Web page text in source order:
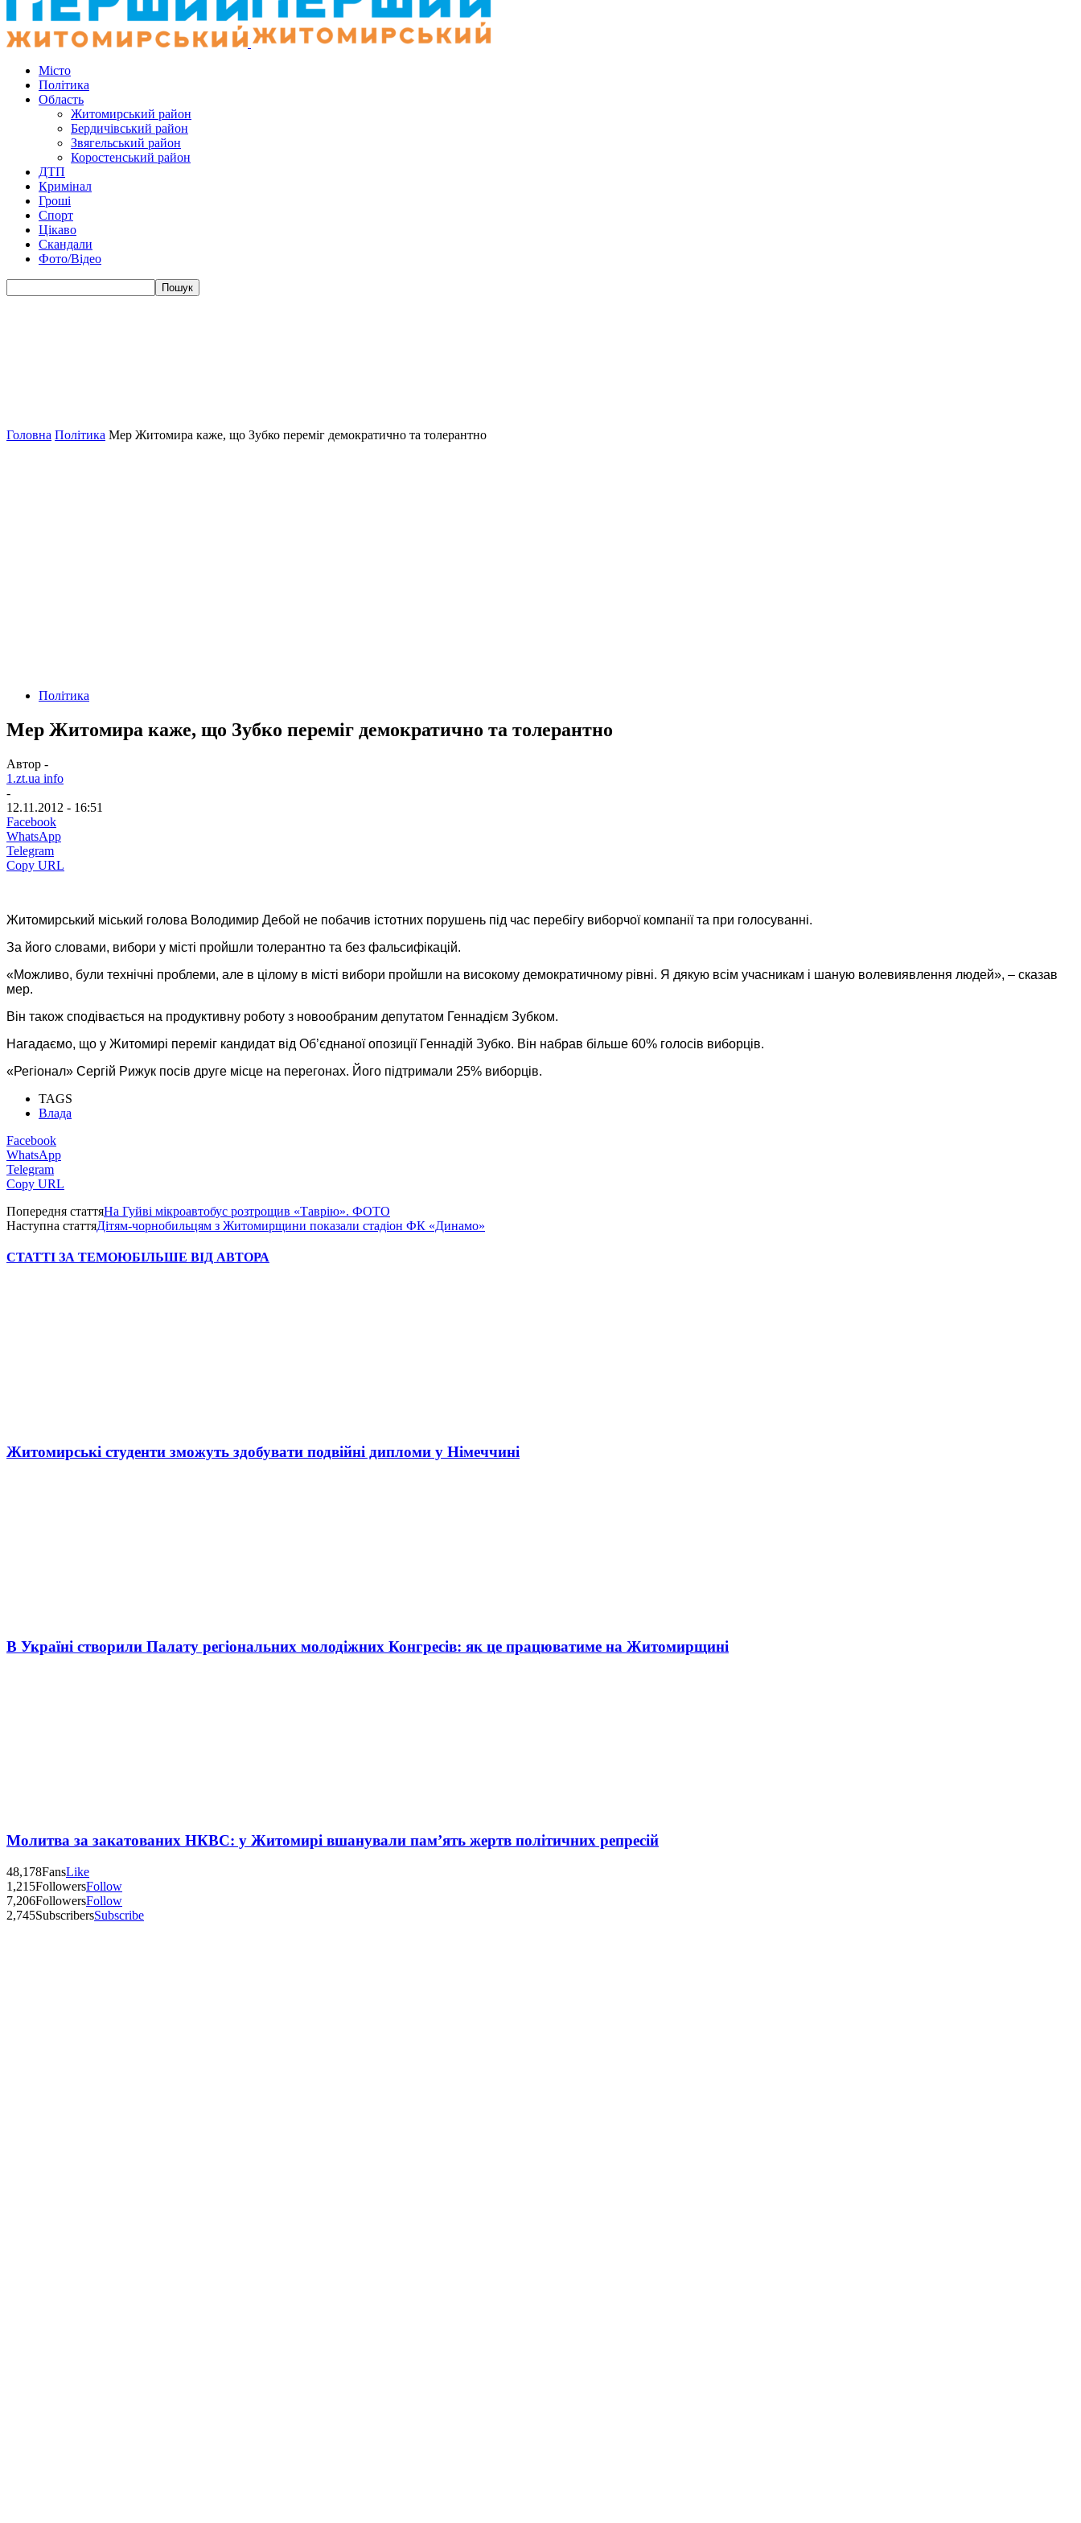
Місто
Політика
Область
Житомирський район
Бердичівський район
Звягельський район
Коростенський район
ДТП
Кримінал
Гроші
Спорт
Цікаво
Скандали
Фото/Відео
Головна Політика Мер Житомира каже, що Зубко переміг демократично та толерантно
Політика
Мер Житомира каже, що Зубко переміг демократично та толерантно
Автор -
1.zt.ua info
-
12.11.2012 - 16:51
Facebook
WhatsApp
Telegram
Copy URL
Житомирський міський голова Володимир Дебой не побачив істотних порушень під час перебігу виборчої компанії та при голосуванні.
За його словами, вибори у місті пройшли толерантно та без фальсифікацій.
«Можливо, були технічні проблеми, але в цілому в місті вибори пройшли на високому демократичному рівні. Я дякую всім учасникам і шаную волевиявлення людей», – сказав
мер.
Він також сподівається на продуктивну роботу з новообраним депутатом Геннадієм Зубком.
Нагадаємо, що у Житомирі переміг кандидат від Об’єднаної опозиції Геннадій Зубко. Він набрав більше 60% голосів виборців.
«Регіонал» Сергій Рижук посів друге місце на перегонах. Його підтримали 25% виборців.
TAGS
Влада
Facebook
WhatsApp
Telegram
Copy URL
Попередня статтяНа Гуйві мікроавтобус розтрощив «Таврію». ФОТО
Наступна статтяДітям-чорнобильцям з Житомирщини показали стадіон ФК «Динамо»
СТАТТІ ЗА ТЕМОЮБІЛЬШЕ ВІД АВТОРА
Житомирські студенти зможуть здобувати подвійні дипломи у Німеччині
В Україні створили Палату регіональних молодіжних Конгресів: як це працюватиме на Житомирщині
Молитва за закатованих НКВС: у Житомирі вшанували пам’ять жертв політичних репресій
48,178FansLike
1,215FollowersFollow
7,206FollowersFollow
2,745SubscribersSubscribe